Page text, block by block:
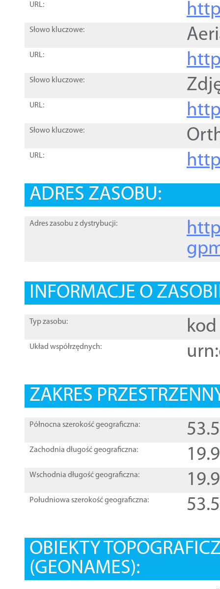
URL:
Słowo kluczowe:
URL:
Słowo kluczowe:
URL:
Słowo kluczowe:
URL:
ADRES ZASOBU:
Adres zasobu z dystrybucji:
INFORMACJE O
Typ zasobu: kod
Układ współrzędnych:
ZAKRES
Północna szerokość geograficzna:
Zachodnia długość geograficzna:
Wschodnia długość geograficzna:
Południowa szerokość geograficzna:
OBIEKTY
(GEONAMES):